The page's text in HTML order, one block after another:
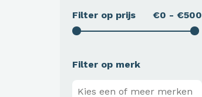
€0 - €500
Filter op prijs
Filter op merk